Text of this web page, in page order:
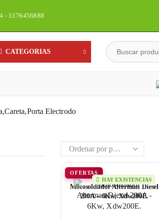
- 3176456888
CATEGORIAS
Electrodo
OFERTAS
HAY EXISTENCIAS
Motosoldador Alterman Diesel
200A – 6Kw, Xdw200E.